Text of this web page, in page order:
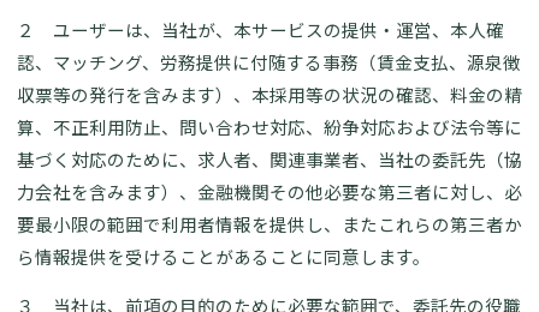
２ ユーザーは、当社が、本サービスの提供・運営、本人確
認、マッチング、労務提供に付随する事務（賃金支払、源泉徴
収票等の発行を含みます）、本採用等の状況の確認、料金の精
算、不正利用防止、問い合わせ対応、紛争対応および法令等に
基づく対応のために、求人者、関連事業者、当社の委託先（協
力会社を含みます）、金融機関その他必要な第三者に対し、必
要最小限の範囲で利用者情報を提供し、またこれらの第三者か
ら情報提供を受けることがあることに同意します。
３ 当社は、前項の目的のために必要な範囲で、委託先の役職